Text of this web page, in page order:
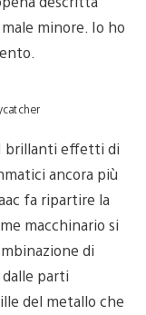
minore. Io ho
brillanti effetti di
ancora più
fa ripartire la
macchinario si
di
parti
del metallo che